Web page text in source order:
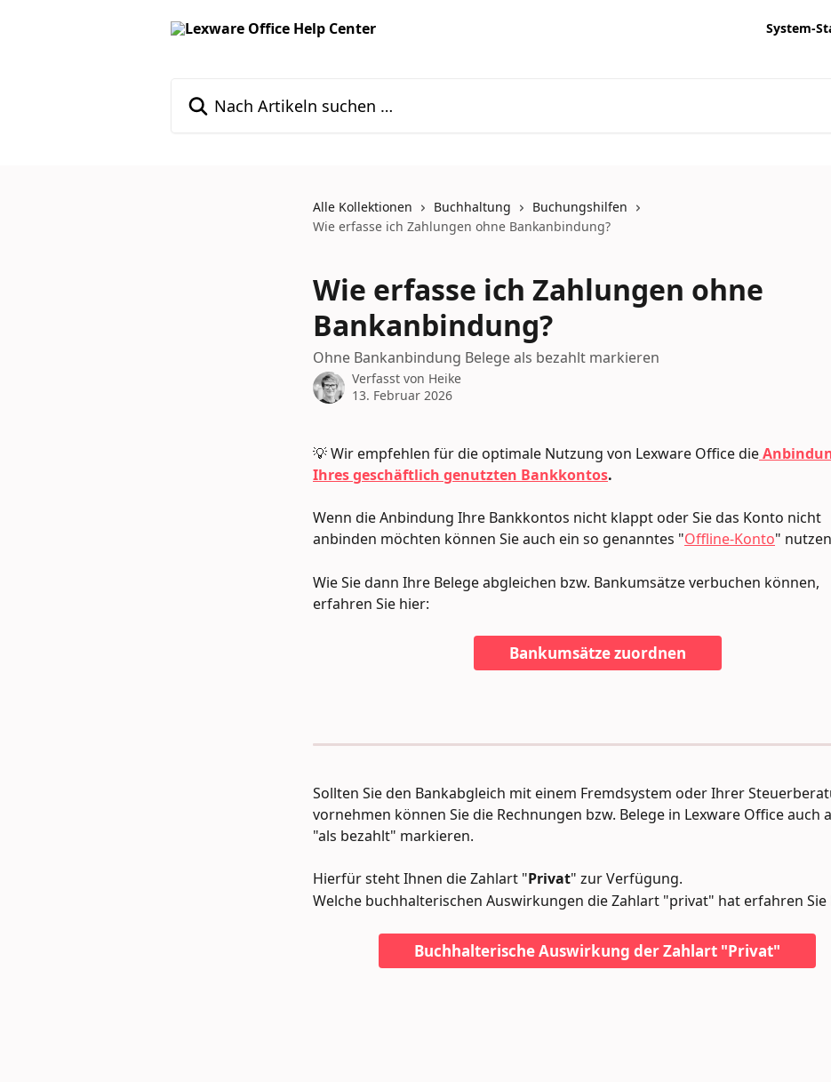
System-
Alle Kollektionen Buchhaltung
Buchungshilfen
Wie erfasse ich Zahlungen ohne Bankanbindung?
Wie erfasse ich Zahlungen ohne
Bankanbindung?
Ohne Bankanbindung Belege als bezahlt markieren
Verfasst von Heike
13. Februar 2026
💡 Wir empfehlen für die optimale Nutzung von Lexware Office die
Ihres geschäftlich genutzten Bankkontos.
Wenn die Anbindung Ihre Bankkontos nicht klappt oder Sie das Konto nicht
anbinden möchten können Sie auch ein so genanntes "Offline-Konto"
Wie Sie dann Ihre Belege abgleichen bzw. Bankumsätze verbuchen können,
erfahren Sie hier:
Bankumsätze zuordnen
Sollten Sie den Bankabgleich mit einem Fremdsystem oder Ihrer
vornehmen können Sie die Rechnungen bzw. Belege in Lexware Office auch
"als bezahlt" markieren.
Hierfür steht Ihnen die Zahlart "Privat" zur Verfügung.
Welche buchhalterischen Auswirkungen die Zahlart "privat" hat erfahren Sie
Buchhalterische Auswirkung der Zahlart "Privat"